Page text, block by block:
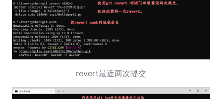
revert最近两次提交